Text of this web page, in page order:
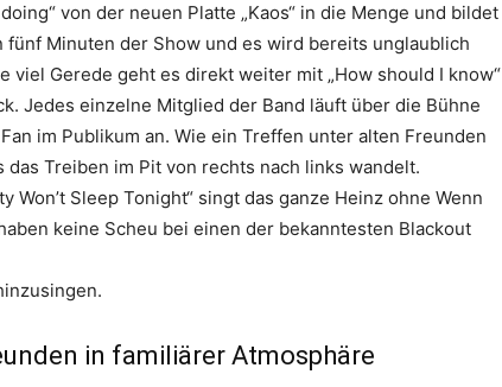
von der neuen Platte „Kaos“ in die Menge und bildet
Minuten der Show und es wird bereits unglaublich
viel Gerede geht es direkt weiter mit „How should I know“
Jedes einzelne Mitglied der Band läuft über die Bühne
im Publikum an. Wie ein Treffen unter alten Freunden
Treiben im Pit von rechts nach links wandelt.
Won’t Sleep Tonight“ singt das ganze Heinz ohne Wenn
keine Scheu bei einen der bekanntesten Blackout
in familiärer Atmosphäre